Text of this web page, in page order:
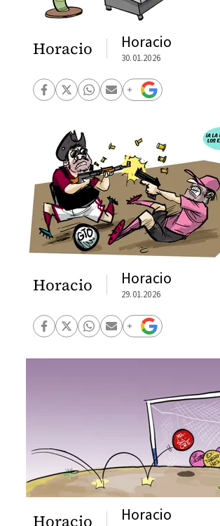
Horacio Horacio
30.01.2026
Horacio Horacio
29.01.2026
Horacio Horacio